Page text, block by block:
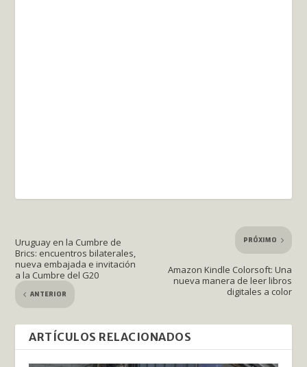
Uruguay en la Cumbre de
Brics: encuentros bilaterales,
nueva embajada e invitación
a la Cumbre del G20
ANTERIOR
PRÓXIMO
Amazon Kindle Colorsoft: Una
nueva manera de leer libros
digitales a color
ARTÍCULOS RELACIONADOS